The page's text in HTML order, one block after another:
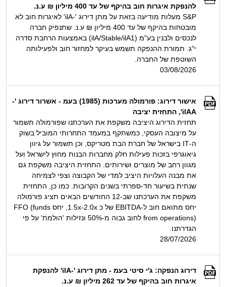
להנפקת איגרות חוב בהיקף של עד 400 מיליון ₪ ע.נ.
S&P מעלות מודיעה בזאת על מתן דירוג '-ilA' לאיגרות חוב לא
מובטחות בהיקף של עד 400 מיליון ₪ ע.נ. שתנפיק חברה
לנכסים ולבנין בע"מ (ilA/Stable/ilA1) באמצעות הרחבת סדרה
י"ג. תמורת ההנפקה תשמש בעיקר למחזור חוב ולפעילותה
השוטפת של החברה.
03/08/2026
אישור דירוג: פורמולה מערכות (1985) בעמ - אשרור דירוג '-
ilAA', התחזית יציבה
תחזית הדירוג היציבה משקפת את הערכתנו שפורמולה תשמור
על מיצובה העסקי, כמשתקף במעמד התחרותי המוביל בשוק
ה-IT בישראל של חברת הבת מטריקס, וכן תשמור על גיוון
גיאוגרפי בזכות פעילות חלק מחברות הבנות מחוץ לישראל ועל
מגוון רחב של מוצרים ושירותים. התחזית היציבה משקפת גם
את מבנה העלויות היציב למדי של הקבוצה וצפי לצמיחה
שנתית בשיעור חד-ספרתי בשנים הקרובות. כמו כן, התחזית
משקפת את הערכתנו שב-12 החודשים הבאים תציג פורמולה
יחס מתואם חוב ל-EBITDA של כ 1.5x-2.0x, יחס FFO (funds
from operations) לחוב גבוה מ-50% ונזילות 'הולמת' על פי
הגדרתנו.
28/07/2026
דירוג הנפקה: ג'י סיטי בעמ - מתן דירוג '-ilA' להנפקת
איגרות חוב בהיקף של עד 262 מיליון ₪ ע.נ.